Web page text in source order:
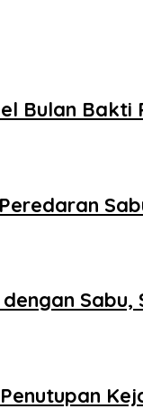
Bulan